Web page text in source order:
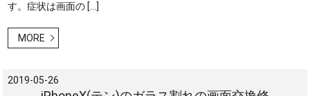
す。症状は画面の […]
MORE
2019-05-26